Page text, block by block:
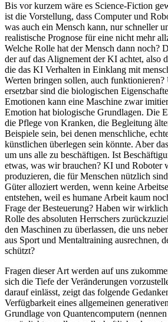
Bis vor kurzem wäre es Science-Fiction
ist die Vorstellung, dass Computer und
was auch ein Mensch kann, nur schneller
realistische Prognose für eine nicht mehr
Welche Rolle hat der Mensch dann noch?
der auf das Alignement der KI achtet, also
die das KI Verhalten in Einklang mit
Werten bringen sollen, auch funktionieren?
ersetzbar sind die biologischen
Emotionen kann eine Maschine zwar
Emotion hat biologische Grundlagen. Die
die Pflege von Kranken, die Begleitung
Beispiele sein, bei denen menschliche,
künstlichen überlegen sein könnte. Aber
um uns alle zu beschäftigen. Ist
etwas, was wir brauchen? KI und Roboter
produzieren, die für Menschen nützlich
Güter alloziert werden, wenn keine
entstehen, weil es humane Arbeit kaum
Frage der Besteuerung? Haben wir
Rolle des absoluten Herrschers
den Maschinen zu überlassen, die uns
aus Sport und Mentaltraining ausrechnen,
schützt?
Fragen dieser Art werden auf uns
sich die Tiefe der Veränderungen
darauf einlässt, zeigt das folgende
Verfügbarkeit eines allgemeinen
Grundlage von Quantencomputern